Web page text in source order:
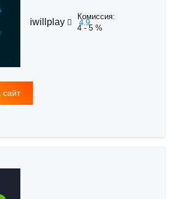
iwillplay 4.9
Комиссия:
4 - 5 %
сайт